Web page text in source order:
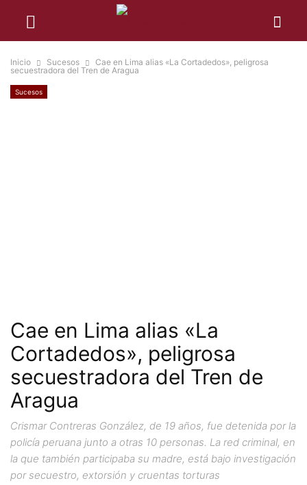
Inicio Sucesos
Cae en Lima alias «La Cortadedos», peligrosa
secuestradora del Tren de Aragua
Sucesos
Cae en Lima alias «La
Cortadedos», peligrosa
secuestradora del Tren de
Aragua
Crismar Contreras González, de 19 años, fue detenida por la
policía peruana junto a otras 10 personas. La red criminal, en
la que también participaba su madre, está bajo investigación
por secuestro, extorsión y cruentas torturas